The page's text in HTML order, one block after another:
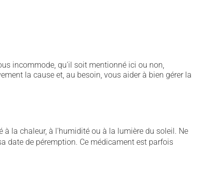
incommode, qu'il soit mentionné ici ou non,
la cause et, au besoin, vous aider à bien gérer la
la chaleur, à l'humidité ou à la lumière du soleil. Ne
date de péremption. Ce médicament est parfois